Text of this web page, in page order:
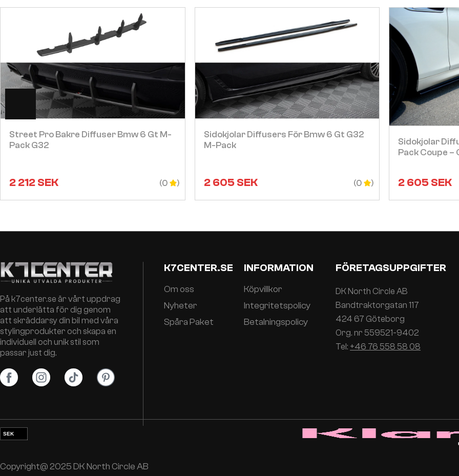
Street Pro Bakre Diffuser Bmw 6 Gt M-
Pack G32
2 212SEK (0
Visa
Sidokjolar Diffusers För Bmw 6 Gt G32
M-Pack
2 605SEK (0
Visa
Sidokjolar
Pack Coupe –
2 605SEK
På k7center.se är vårt uppdrag
att underlätta för dig genom
att skräddarsy din bil med våra
stylingprodukter och skapa en
individuell och unik stil som
passar just dig.
K7CENTER.SE
Om oss
Nyheter
Spåra Paket
INFORMATION
Köpvillkor
Integritetspolicy
Betalningspolicy
FÖRETAGSUPPGIFTER
DK North Circle AB
Bandtraktorgatan 117
424 67 Göteborg
Org. nr 559521-9402
Tel: +46 76 558 58 08
SEK
DKK
Copyright@ 2025 DK North Circle AB